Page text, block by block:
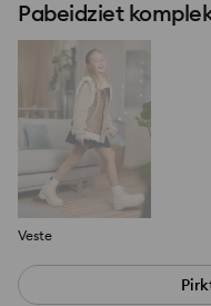
Pabeidziet
Veste